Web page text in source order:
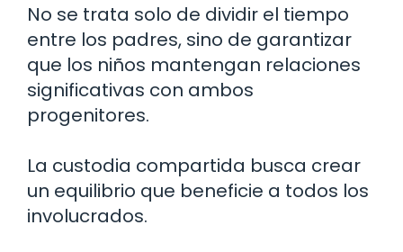
No se trata solo de dividir el tiempo
entre los padres, sino de garantizar
que los niños mantengan relaciones
significativas con ambos
progenitores.
La custodia compartida busca crear
un equilibrio que beneficie a todos los
involucrados.